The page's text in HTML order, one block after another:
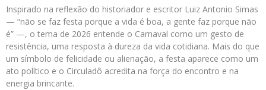
Inspirado na reflexão do historiador e escritor Luiz Antonio Simas
— “não se faz festa porque a vida é boa, a gente faz porque não
é” —, o tema de 2026 entende o Carnaval como um gesto de
resistência, uma resposta à dureza da vida cotidiana. Mais do que
um símbolo de felicidade ou alienação, a festa aparece como um
ato político e o Circuladô acredita na força do encontro e na
energia brincante.